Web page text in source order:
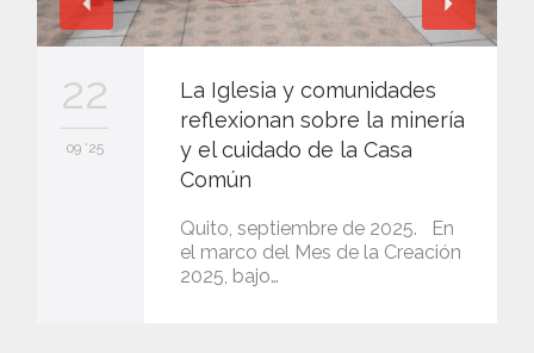
22
09 '25
La Iglesia y comunidades
reflexionan sobre la minería
y el cuidado de la Casa
Común
Quito, septiembre de 2025. En
el marco del Mes de la Creación
2025, bajo…